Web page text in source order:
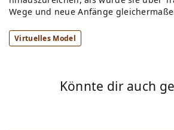
Wege und neue Anfänge
Virtuelles Model
Könnte dir auch